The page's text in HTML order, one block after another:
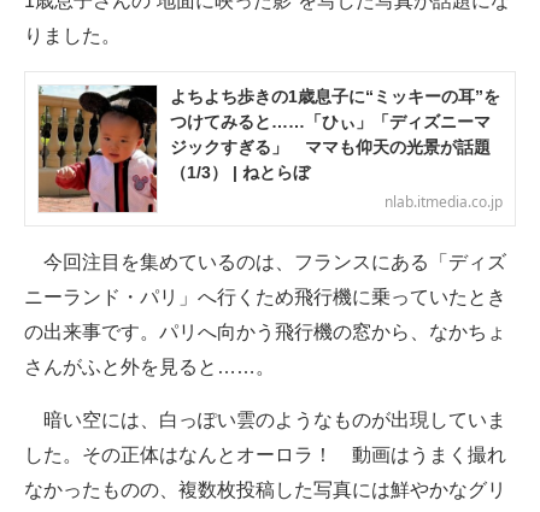
りました。
よちよち歩きの1歳息子に“ミッキーの耳”を
つけてみると……「ひぃ」「ディズニーマ
ジックすぎる」 ママも仰天の光景が話題
（1/3） | ねとらぼ
nlab.itmedia.co.jp
今回注目を集めているのは、フランスにある「ディズ
ニーランド・パリ」へ行くため飛行機に乗っていたとき
の出来事です。パリへ向かう飛行機の窓から、なかちょ
さんがふと外を見ると……。
暗い空には、白っぽい雲のようなものが出現していま
した。その正体はなんとオーロラ！ 動画はうまく撮れ
なかったものの、複数枚投稿した写真には鮮やかなグリ